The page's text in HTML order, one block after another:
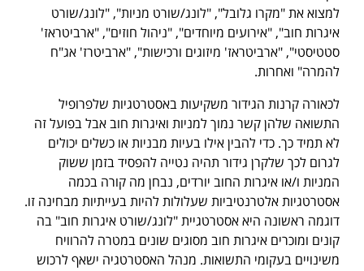
למצוא את "מקרו גלובל", "לונג/שורט מניות", "לונג/שורט
איגרות חוב", "אירועים מיוחדים", "ניהול חוזים", "ארביטראז'
סטטיסטי", "ארביטראז' מיזוגים ורכישות", "ארביטרז' אג"ח
להמרה" ואחרות.
לכאורה קרנות הגידור משקיעות באסטרטגיות שלפרופיל
התשואה שלהן קשר נמוך למניות ואיגרות חוב אבל בפועל זה
לא תמיד כך. כדי להבין אילו בעיות מבניות או כשלים יכולים
לגרום לכך שלקרן גידור תהיה נטייה להפסיד בזמן ששוק
המניות ו/או איגרות החוב יורדים, נבחן מה קורה בכמה
אסטרטגיות אלטרנטיביות שעלולות להיות בעייתיות מבחינה זו.
דוגמה ראשונה היא אסטרטגיית "לונג/שורט איגרות חוב" בה
קונים ומוכרים איגרות חוב מסוגים שונים במטרה להרוויח
משינויים בעקומי התשואות. מנהל האסטרטגיה ישאף לרכוש